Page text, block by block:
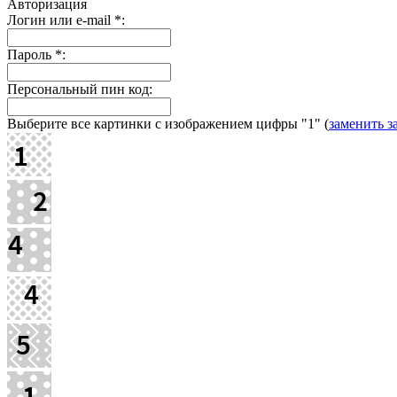
Авторизация
Логин или e-mail *:
Пароль *:
Персональный пин код:
Выберите все картинки с изображением цифры "1" (заменить